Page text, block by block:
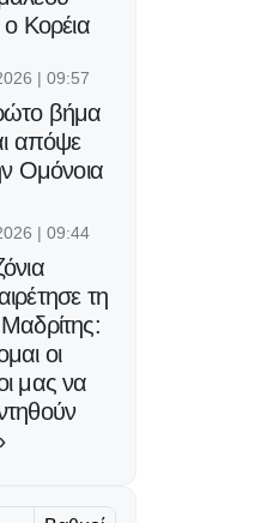
ο Κορέια
| 09:57
βήμα
απόψε
Ομόνοια
| 09:44
τη
οι
μας να